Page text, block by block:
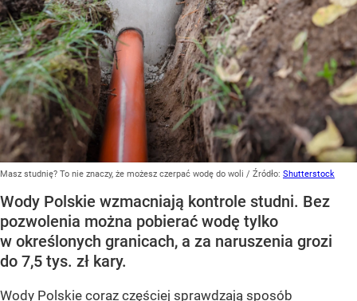
Masz studnię? To nie znaczy, że możesz czerpać wodę do woli / Źródło: Shutterstock
Wody Polskie wzmacniają kontrole studni. Bez
pozwolenia można pobierać wodę tylko
w określonych granicach, a za naruszenia grozi
do 7,5 tys. zł kary.
Wody Polskie coraz częściej sprawdzają sposób